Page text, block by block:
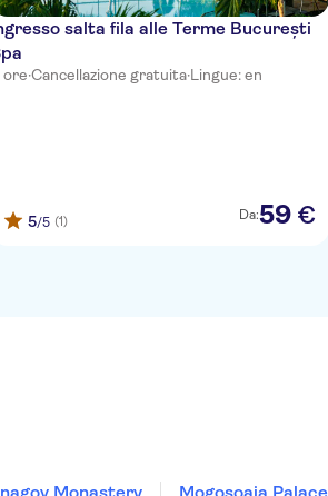
salta fila alle Terme București
ore·Cancellazione gratuita·Lingue: en
5/5 (1) Da:59 €